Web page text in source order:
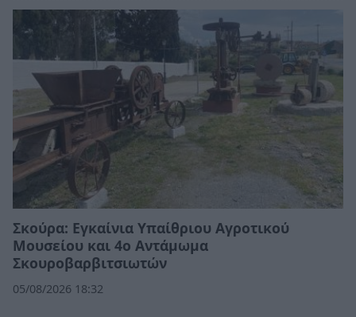
Σκούρα: Εγκαίνια Υπαίθριου Αγροτικού
Μουσείου και 4ο Αντάμωμα
Σκουροβαρβιτσιωτών
05/08/2026 18:32